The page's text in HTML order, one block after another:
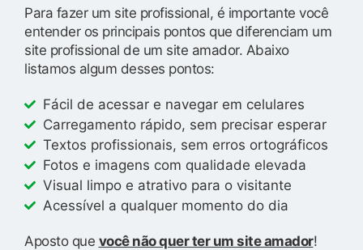
Para fazer um site profissional, é importante você
entender os principais pontos que diferenciam um
site profissional de um site amador. Abaixo
listamos algum desses pontos:
Fácil de acessar e navegar em celulares
Carregamento rápido, sem precisar esperar
Textos profissionais, sem erros ortográficos
Fotos e imagens com qualidade elevada
Visual limpo e atrativo para o visitante
Acessível a qualquer momento do dia
Aposto que você não quer ter um site amador!